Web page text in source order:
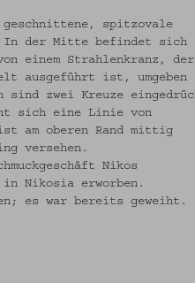
geschnittene, spitzovale
der Mitte befindet sich
einem Strahlenkranz, der
ausgeführt ist, umgeben
zwei Kreuze
sich eine Linie von
am oberen Rand mittig
versehen.
Nikos
Nikosia erworben.
es war bereits geweiht.